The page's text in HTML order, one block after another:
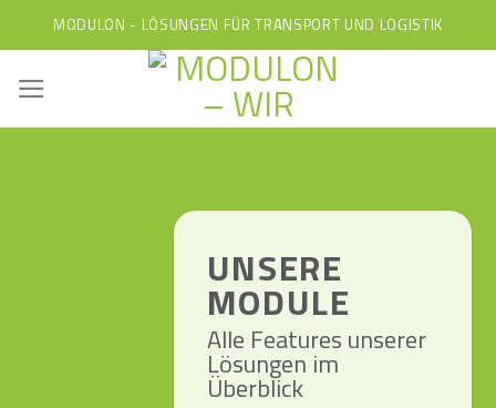
to
content
MODULON - LÖSUNGEN FÜR TRANSPORT UND LOGISTIK
UNSERE
MODULE
Alle Features unserer
Lösungen im
Überblick